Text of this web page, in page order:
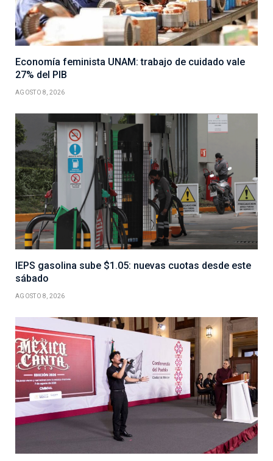
Economía feminista UNAM: trabajo de cuidado vale
27% del PIB
AGOSTO 8, 2026
IEPS gasolina sube $1.05: nuevas cuotas desde este
sábado
AGOSTO 8, 2026